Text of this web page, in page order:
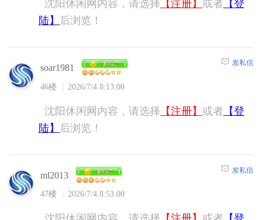
沈阳休闲网内容，请选择 【注册】 或者 【登
陆】
后浏览！
soar1981
46楼 2026/7/4 8:13:00
发私信
沈阳休闲网内容，请选择 【注册】 或者 【登
陆】
后浏览！
ml2013
47楼 2026/7/4 8:53:00
发私信